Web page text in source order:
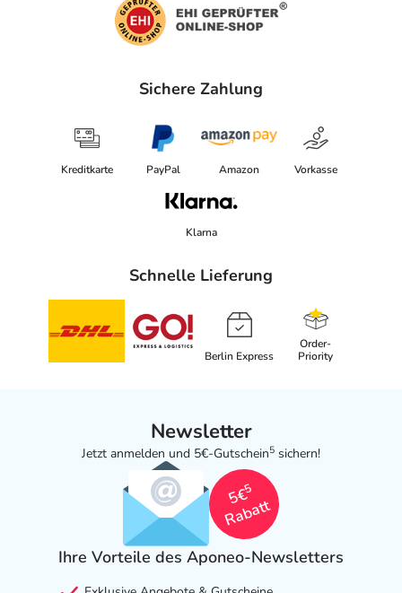
elektronische Adresse: https://avitamed.de/ |
kontakt@avitamed.de
Sichere Zahlung
Kreditkarte PayPal Amazon Vorkasse
Klarna
Schnelle Lieferung
Berlin Express
Order-
Priority
Newsletter
Jetzt anmelden und 5€-Gutschein5 sichern!
5€
5
Rabatt
Ihre Vorteile des Aponeo-Newsletters